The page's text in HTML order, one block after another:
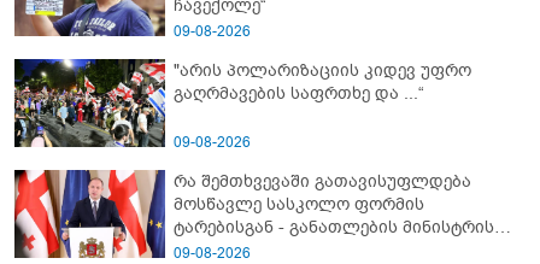
ჩავექოლე“
09-08-2026
"არის პოლარიზაციის კიდევ უფრო
გაღრმავების საფრთხე და ...“
09-08-2026
რა შემთხვევაში გათავისუფლდება
მოსწავლე სასკოლო ფორმის
ტარებისგან - განათლების მინისტრის
განმარტება
09-08-2026